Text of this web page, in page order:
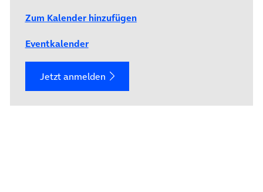
Zum Kalender hinzufügen
Eventkalender
Jetzt anmelden